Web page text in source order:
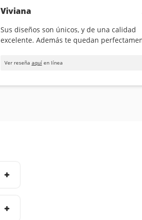
Viviana
Sus diseños son únicos, y de una calidad
excelente. Además te quedan
Ver reseña aquíen línea